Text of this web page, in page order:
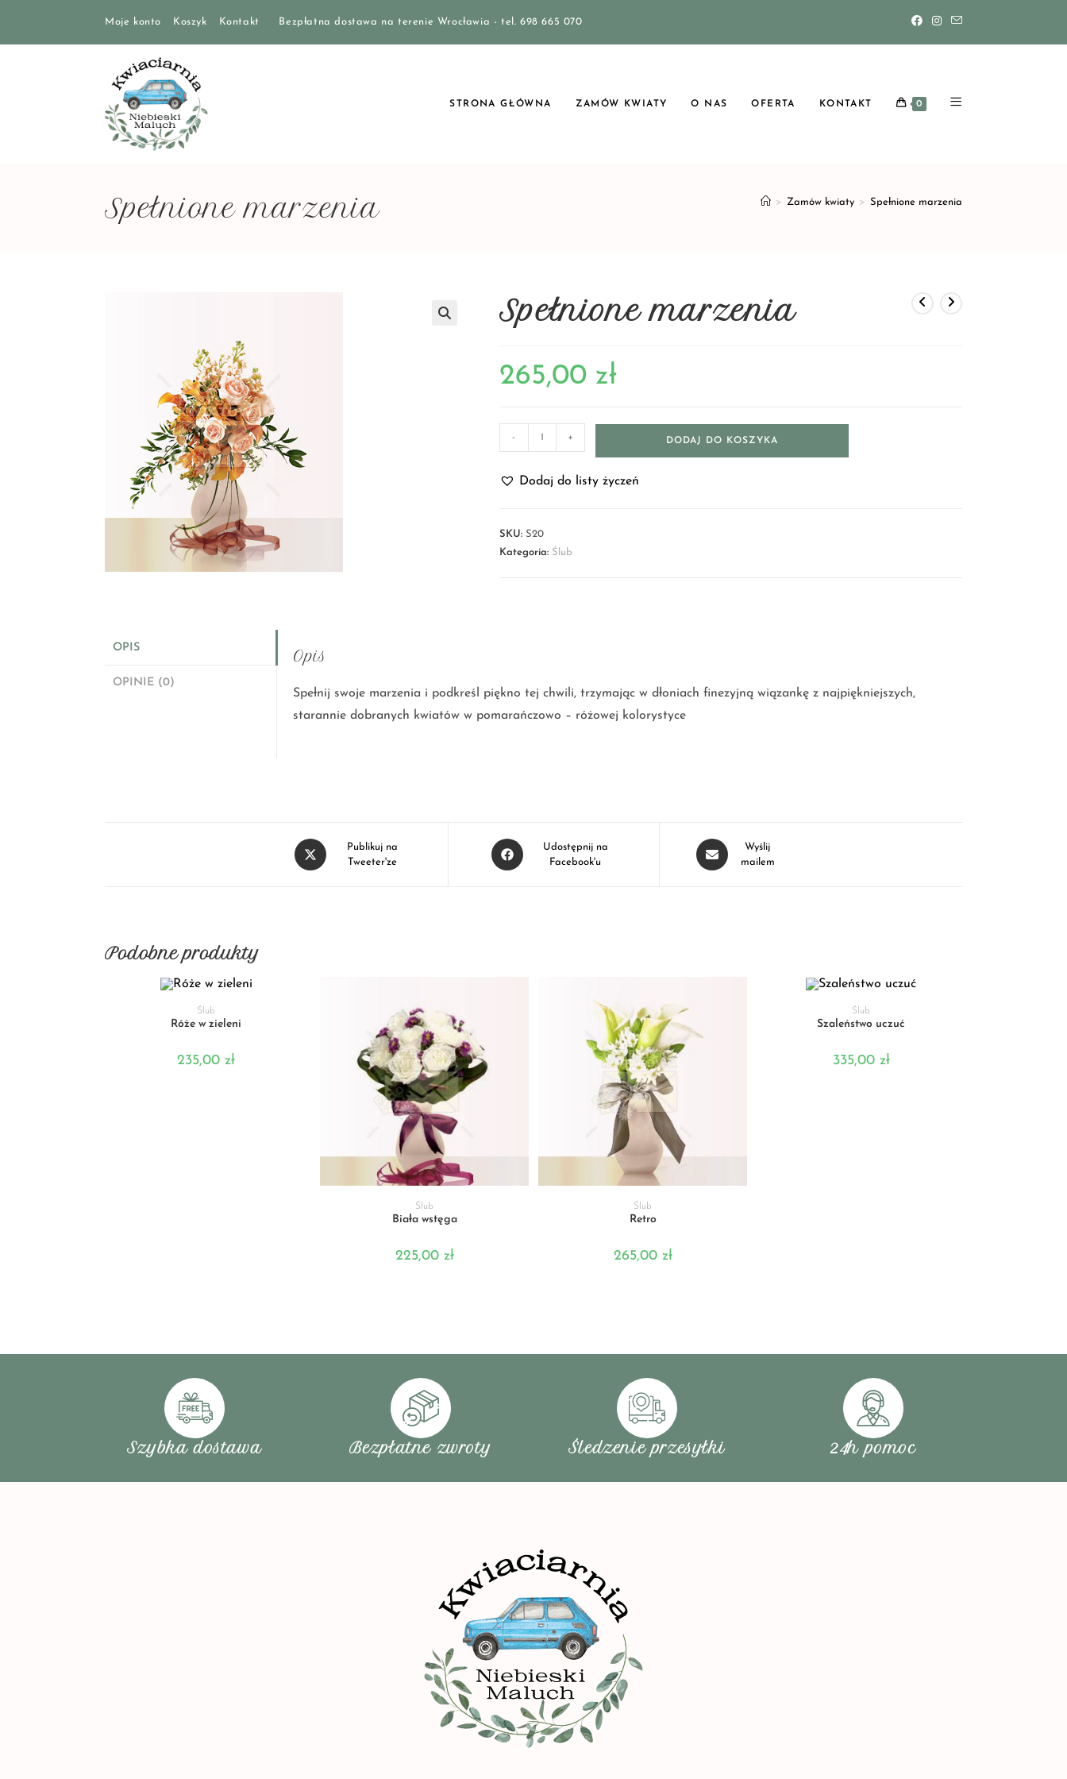
Moje konto Koszyk Kontakt Bezpłatna dostawa na terenie Wrocławia - tel. 698 665 070
STRONA GŁÓWNA ZAMÓW KWIATY O NAS OFERTA KONTAKT 0
Spełnione marzenia > Zamów kwiaty > Spełnione marzenia
Spełnione marzenia
265,00 zł
- + DODAJ DO KOSZYKA
Dodaj do listy życzeń
SKU: S20
Kategoria: Ślub
OPIS
OPINIE (0)
Opis
Spełnij swoje marzenia i podkreśl piękno tej chwili, trzymając w dłoniach finezyjną wiązankę z najpiękniejszych,
starannie dobranych kwiatów w pomarańczowo – różowej kolorystyce
Publikuj na
Tweeter'ze
Udostępnij na
Facebook'u
Wyślij
mailem
Podobne produkty
DODAJ DO KOSZYKA
Ślub
Róże w zieleni
235,00 zł
DODAJ DO KOSZYKA
Ślub
Biała wstęga
225,00 zł
DODAJ DO KOSZYKA
Ślub
Retro
265,00 zł
DODAJ DO KOSZYKA
Ślub
Szaleństwo uczuć
335,00 zł
Szybka dostawa Bezpłatne zwroty Śledzenie przesyłki 24h pomoc